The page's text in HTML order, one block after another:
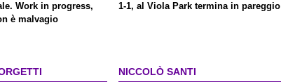
Work in progress,
è malvagio
1-1, al Viola Park termina in pareggio
NICCOLÒ SANTI